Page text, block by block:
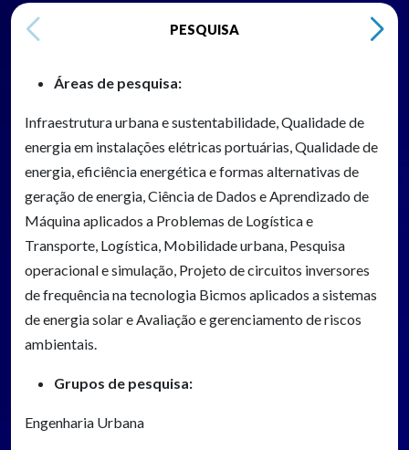
PESQUISA
Áreas de pesquisa:
Infraestrutura urbana e sustentabilidade, Qualidade de
energia em instalações elétricas portuárias, Qualidade de
energia, eficiência energética e formas alternativas de
geração de energia, Ciência de Dados e Aprendizado de
Máquina aplicados a Problemas de Logística e
Transporte, Logística, Mobilidade urbana, Pesquisa
operacional e simulação, Projeto de circuitos inversores
de frequência na tecnologia Bicmos aplicados a sistemas
de energia solar e Avaliação e gerenciamento de riscos
ambientais.
Grupos de pesquisa:
Engenharia Urbana